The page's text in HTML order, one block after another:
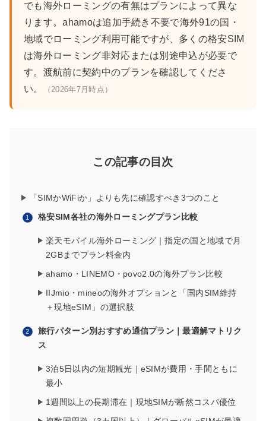
でも海外ローミングの有無はプランによって異な
ります。ahamoは追加手続き不要で海外91の国・
地域でローミング利用可能ですが、多くの格安SIM
は海外ローミング非対応または別途申込が必要で
す。渡航前に契約中のプランを確認してくださ
い。
（2026年7月時点）
この記事の目次
「SIMかWiFiか」よりも先に確認すべき3つのこと
格安SIM各社の海外ローミングプラン比較
楽天モバイル海外ローミング｜指定の国と地域で月
2GBまでプラン料金内
ahamo・LINEMO・povo2.0の海外プラン比較
IIJmio・mineoの海外オプションと「国内SIM維持
＋現地eSIM」の選択肢
旅行パターン別おすすめ通信プラン｜最適解マトリク
ス
3泊5日以内の短期観光｜eSIMが費用・手間ともに
最小
1週間以上の長期滞在｜現地SIMが断然コスパ優位